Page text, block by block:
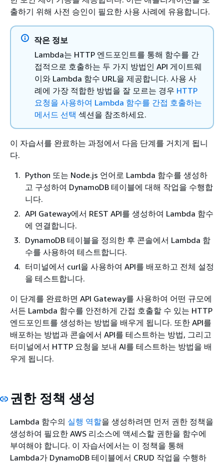
출하기 위해 사전 승인이 필요한 사용 사례에 유용합니다.
작은 정보
Lambda는 HTTP 엔드포인트를 통해 함수를 간
접적으로 호출하는 두 가지 방법인 API 게이트웨
이와 Lambda 함수 URL을 제공합니다. 사용 사
례에 가장 적합한 방법을 잘 모르는 경우 HTTP
요청을 사용하여 Lambda 함수를 간접 호출하는
메서드 선택 섹션을 참조하세요.
이 자습서를 완료하는 과정에서 다음 단계를 거치게 됩니
다.
Python 또는 Node.js 언어로 Lambda 함수를 생성하
고 구성하여 DynamoDB 테이블에 대해 작업을 수행합
니다.
API Gateway에서 REST API를 생성하여 Lambda 함수
에 연결합니다.
DynamoDB 테이블을 정의한 후 콘솔에서 Lambda 함
수를 사용하여 테스트합니다.
터미널에서 curl을 사용하여 API를 배포하고 전체 설정
을 테스트합니다.
이 단계를 완료하면 API Gateway를 사용하여 어떤 규모에
서든 Lambda 함수를 안전하게 간접 호출할 수 있는 HTTP
엔드포인트를 생성하는 방법을 배우게 됩니다. 또한 API를
배포하는 방법과 콘솔에서 API를 테스트하는 방법, 그리고
터미널에서 HTTP 요청을 보내 AI를 테스트하는 방법을 배
우게 됩니다.
권한 정책 생성
Lambda 함수의 실행 역할을 생성하려면 먼저 권한 정책을
생성하여 필요한 AWS 리소스에 액세스할 권한을 함수에
부여해야 합니다. 이 자습서에서는 이 정책을 통해
Lambda가 DynamoDB 테이블에서 CRUD 작업을 수행하